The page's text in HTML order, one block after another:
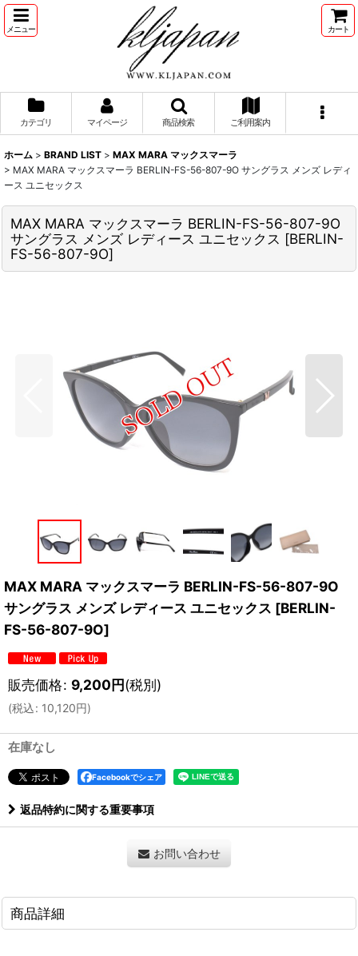
メニュー カート
カテゴリ マイページ 商品検索 ご利用案内
ホーム > BRAND LIST > MAX MARA マックスマーラ
> MAX MARA マックスマーラ BERLIN-FS-56-807-9O サングラス メンズ レディ
ース ユニセックス
MAX MARA マックスマーラ BERLIN-FS-56-807-9O
サングラス メンズ レディース ユニセックス [BERLIN-
FS-56-807-9O]
MAX MARA マックスマーラ BERLIN-FS-56-807-9O
サングラス メンズ レディース ユニセックス [BERLIN-
FS-56-807-9O]
販売価格: 9,200円(税別)
(税込: 10,120円)
在庫なし
Facebookでシェア
返品特約に関する重要事項
お問い合わせ
商品詳細